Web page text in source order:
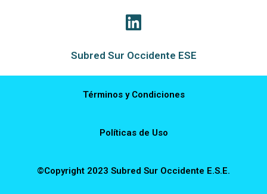
Subred Sur Occidente ESE
Términos y Condiciones
Políticas de Uso
©Copyright 2023 Subred Sur Occidente E.S.E.